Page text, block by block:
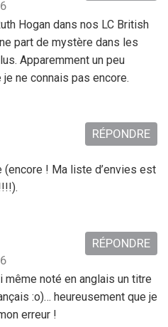
Hogan dans nos LC British
part de mystère dans les
Apparemment un peu
ne connais pas encore.
(encore ! Ma liste d’envies est
RÉPONDRE
même noté en anglais un titre
:o)… heureusement que je
erreur !
RÉPONDRE